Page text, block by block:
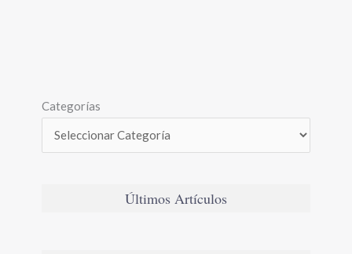
Categorías
Últimos Artículos